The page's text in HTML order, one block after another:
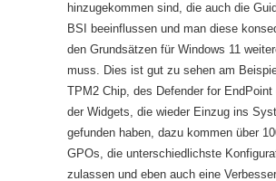
hinzugekommen sind, die auch die
BSI beeinflussen und man diese
den Grundsätzen für Windows 11
muss. Dies ist gut zu sehen am
TPM2 Chip, des Defender for EndPoint
der Widgets, die wieder Einzug ins
gefunden haben, dazu kommen über
GPOs, die unterschiedlichste
zulassen und eben auch eine